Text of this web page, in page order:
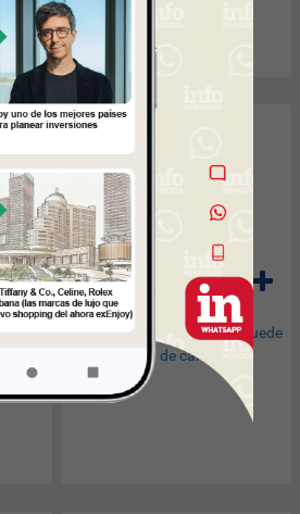
Vie28/11/2014
Según Aguerre Uruguay
puede duplicar venta de
carne